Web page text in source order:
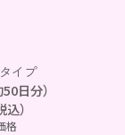
イプ
日分）
）
格